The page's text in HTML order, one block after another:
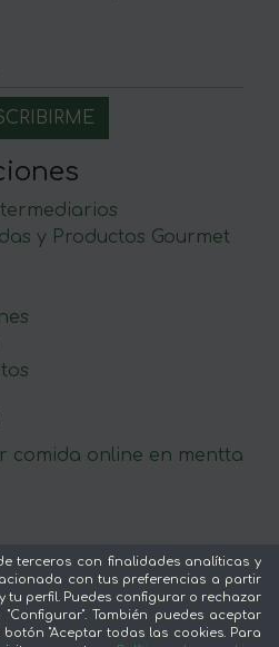
y Productos Gourmet
comida online en mentta
terceros con finalidades analíticas y
con tus preferencias a partir
tu perfil. Puedes configurar o rechazar
También puedes aceptar
"Aceptar todas las cookies. Para